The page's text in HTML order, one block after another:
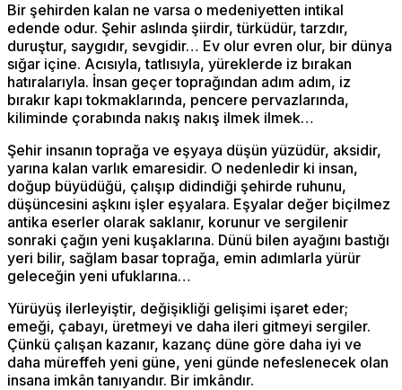
Bir şehirden kalan ne varsa o medeniyetten intikal
edende odur. Şehir aslında şiirdir, türküdür, tarzdır,
duruştur, saygıdır, sevgidir… Ev olur evren olur, bir dünya
sığar içine. Acısıyla, tatlısıyla, yüreklerde iz bırakan
hatıralarıyla. İnsan geçer toprağından adım adım, iz
bırakır kapı tokmaklarında, pencere pervazlarında,
kiliminde çorabında nakış nakış ilmek ilmek…
Şehir insanın toprağa ve eşyaya düşün yüzüdür, aksidir,
yarına kalan varlık emaresidir. O nedenledir ki insan,
doğup büyüdüğü, çalışıp didindiği şehirde ruhunu,
düşüncesini aşkını işler eşyalara. Eşyalar değer biçilmez
antika eserler olarak saklanır, korunur ve sergilenir
sonraki çağın yeni kuşaklarına. Dünü bilen ayağını bastığı
yeri bilir, sağlam basar toprağa, emin adımlarla yürür
geleceğin yeni ufuklarına…
Yürüyüş ilerleyiştir, değişikliği gelişimi işaret eder;
emeği, çabayı, üretmeyi ve daha ileri gitmeyi sergiler.
Çünkü çalışan kazanır, kazanç düne göre daha iyi ve
daha müreffeh yeni güne, yeni günde nefeslenecek olan
insana imkân tanıyandır. Bir imkândır.